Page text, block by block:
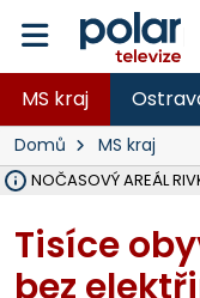
MS kraj
Domů MS kraj
AREÁL
Tisíce
bez